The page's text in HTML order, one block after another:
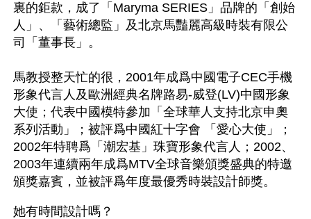
裏的鉅款，成了「Maryma SERIES」品牌的「創始
人」、「藝術總監」及北京馬豔麗高級時裝有限公
司「董事長」。
馬教授整天忙的很，2001年成爲中國電子CEC手機
形象代言人及歐洲經典名牌路易-威登(LV)中國形象
大使；代表中國模特參加「全球華人支持北京申奧
系列活動」；被評爲中國紅十字會 「愛心大使」；
2002年特聘爲「潮宏基」珠寶形象代言人；2002、
2003年連續兩年成爲MTV全球音樂頒獎盛典的特邀
頒獎嘉賓，並被評爲年度最優秀時裝設計師獎。
她有時間設計嗎？